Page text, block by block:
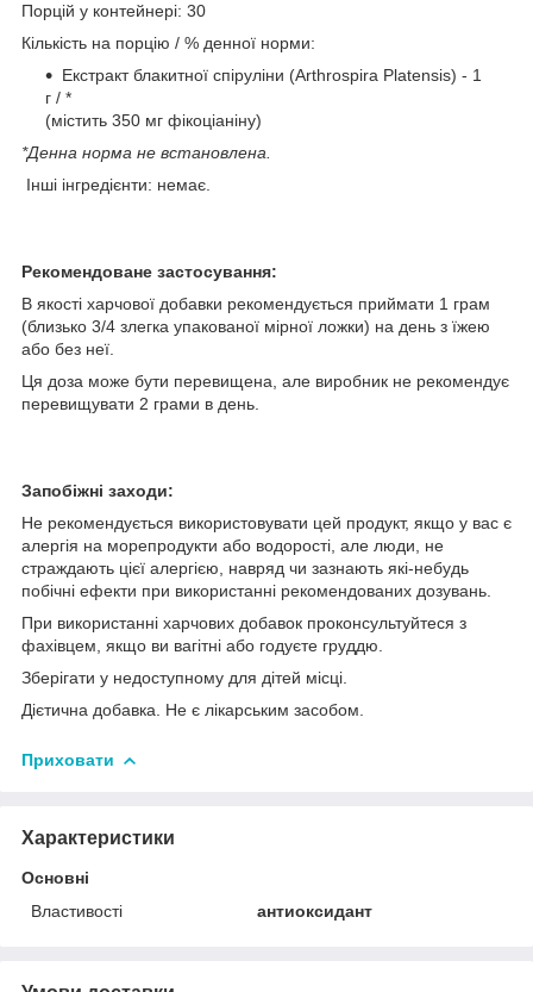
Порцій у контейнері: 30
Кількість на порцію / % денної норми:
Екстракт блакитної спіруліни (Arthrospira Platensis) - 1
г / *
(містить 350 мг фікоціаніну)
*Денна норма не встановлена.
Інші інгредієнти: немає.
Рекомендоване застосування:
В якості харчової добавки рекомендується приймати 1 грам
(близько 3/4 злегка упакованої мірної ложки) на день з їжею
або без неї.
Ця доза може бути перевищена, але виробник не рекомендує
перевищувати 2 грами в день.
Запобіжні заходи:
Не рекомендується використовувати цей продукт, якщо у вас є
алергія на морепродукти або водорості, але люди, не
страждають цієї алергією, навряд чи зазнають які-небудь
побічні ефекти при використанні рекомендованих дозувань.
При використанні харчових добавок проконсультуйтеся з
фахівцем, якщо ви вагітні або годуєте груддю.
Зберігати у недоступному для дітей місці.
Дієтична добавка. Не є лікарським засобом.
Приховати
Характеристики
Основні
Властивості
антиоксидант